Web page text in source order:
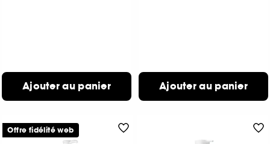
Ajouter au panier Ajouter au panier
Offre fidélité web